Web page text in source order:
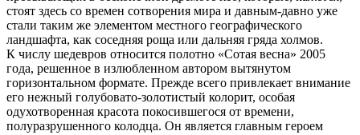
стоят здесь со времен сотворения мира и давным-давно уже
стали таким же элементом местного географического
ландшафта, как соседняя роща или дальняя гряда холмов.
К числу шедевров относится полотно «Сотая весна» 2005
года, решенное в излюбленном автором вытянутом
горизонтальном формате. Прежде всего привлекает внимание
его нежный голубовато-золотистый колорит, особая
одухотворенная красота покосившегося от времени,
полуразрушенного колодца. Он является главным героем